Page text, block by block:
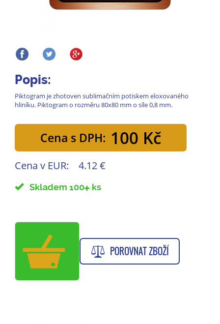
Popis:
Piktogram je zhotoven sublimačním potiskem eloxovaného
hliníku. Piktogram o rozměru 80x80 mm o síle 0,8 mm.
Cena s DPH: 100 Kč
Cena v EUR: 4.12 €
Skladem 100 ks
POROVNAT ZBOŽÍ